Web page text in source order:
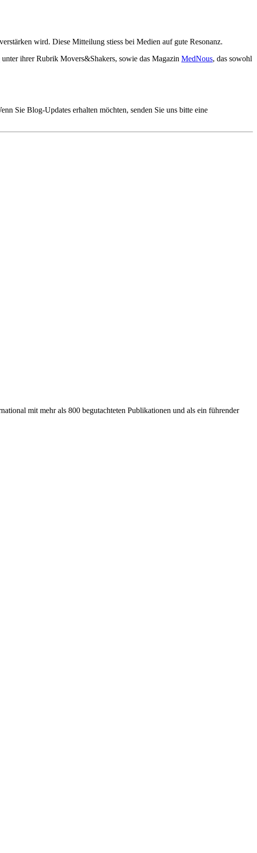
wird. Diese Mitteilung stiess bei Medien auf gute Resonanz.
unter ihrer Rubrik Movers&Shakers, sowie das Magazin MedNous, das sowohl
Sie Blog-Updates erhalten möchten, senden Sie uns bitte eine
mit mehr als 800 begutachteten Publikationen und als ein führender